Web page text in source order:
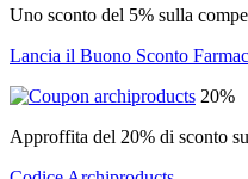
Uno sconto del 5% sulla
Lancia il Buono Sconto
20%
Approffita del 20% di sconto